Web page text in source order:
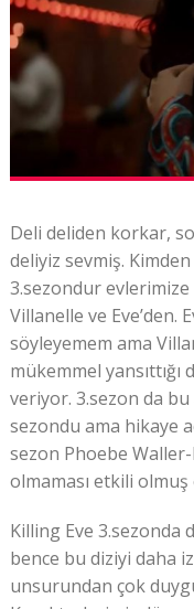
Deli deliden korkar,
deliyiz sevmiş.
3.sezondur
Villanelle ve
söyleyemem ama
mükemmel
veriyor. 3.sezon da
sezondu ama hikaye
sezon Phoebe
olmaması etkili
Killing Eve 3.sezonda
bence bu diziyi daha
unsurundan çok